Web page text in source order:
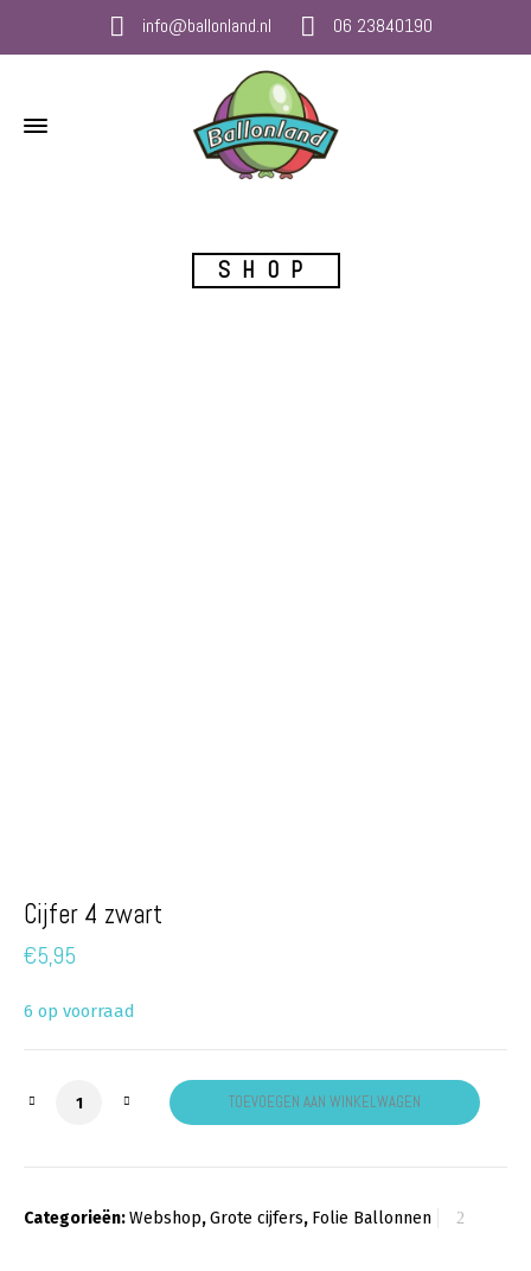
info@ballonland.nl 06 23840190
SHOP
Cijfer 4 zwart
€5,95
6 op voorraad
Cijfer 4 zwart aantalTOEVOEGEN AAN WINKELWAGEN
Categorieën:Webshop,Grote cijfers, Folie Ballonnen